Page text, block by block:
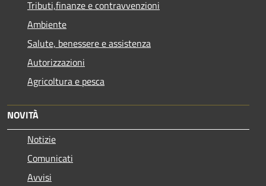
Tributi,finanze e contravvenzioni
Ambiente
Salute, benessere e assistenza
Autorizzazioni
Agricoltura e pesca
NOVITÀ
Notizie
Comunicati
Avvisi